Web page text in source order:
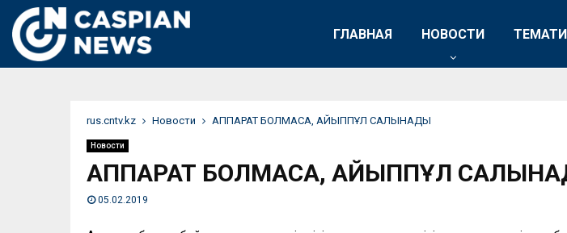
ГЛАВНАЯ НОВОСТИ
rus.cntv.kz Новости АППАРАТ БОЛМАСА, АЙЫППҰЛ САЛЫНАДЫ
Новости
АППАРАТ БОЛМАСА, АЙЫППҰЛ
05.02.2019